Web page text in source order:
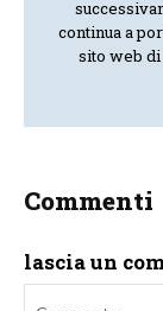
continua a
sito web di
Commenti
lascia un